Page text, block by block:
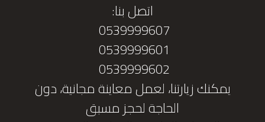
اتصل بنا:
0539999607
0539999601
0539999602
يمكنك زيارتنا، لعمل معاينة مجانية، دون
الحاجة لحجز مسبق